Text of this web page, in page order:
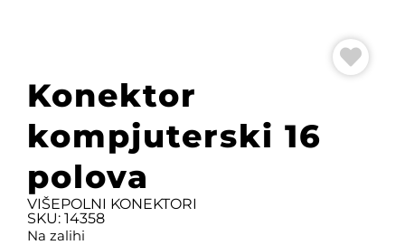
Konektor
kompjuterski 16
polova
VIŠEPOLNI KONEKTORI
SKU: 14358
Na zalihi